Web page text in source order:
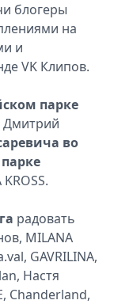
блогеры
на
и
VK Клипов.
парке
Дмитрий
во
радовать
MILANA
GAVRILINA,
Настя
Chanderland,